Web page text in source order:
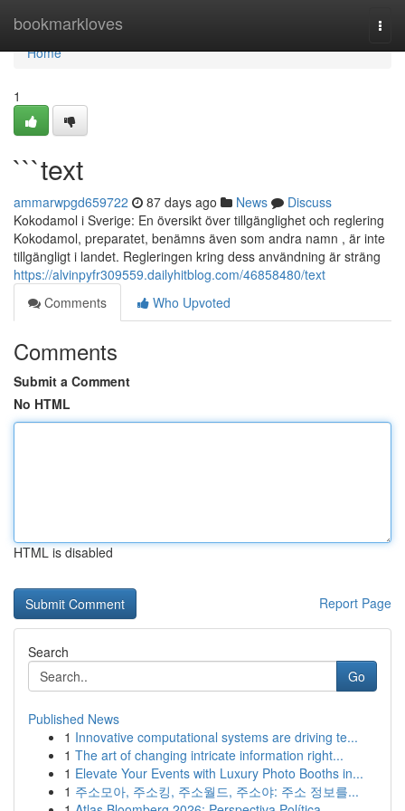
bookmarkloves
Home
Home
1
```text
ammarwpgd659722 87 days ago News
Discuss
Kokodamol i Sverige: En översikt över tillgänglighet och reglering
Kokodamol, preparatet, benämns även som andra namn , är inte
tillgängligt i landet. Regleringen kring dess användning är sträng
https://alvinpyfr309559.dailyhitblog.com/46858480/text
Comments
Who Upvoted
Comments
Submit a Comment
No HTML
HTML is disabled
Report Page
Search
Go
Published News
1 Innovative computational systems are driving te...
1 The art of changing intricate information right...
1 Elevate Your Events with Luxury Photo Booths in...
1 주소모아, 주소킹, 주소월드, 주소야: 주소 정보를...